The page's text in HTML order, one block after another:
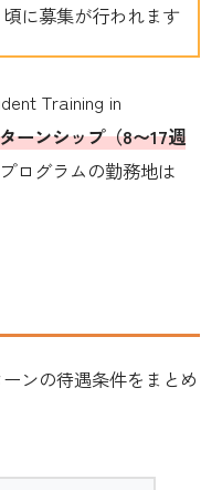
に募集が行われます
Training in
ーンシップ（8〜17週
ログラムの勤務地は
ンの待遇条件をまとめ